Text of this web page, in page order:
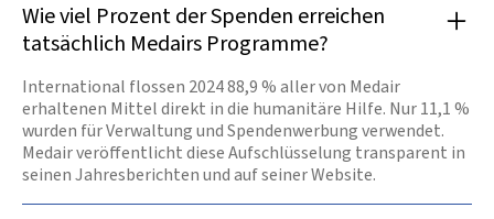
Wie viel Prozent der Spenden erreichen
tatsächlich Medairs Programme?
International flossen 2024 88,9 % aller von Medair
erhaltenen Mittel direkt in die humanitäre Hilfe. Nur 11,1 %
wurden für Verwaltung und Spendenwerbung verwendet.
Medair veröffentlicht diese Aufschlüsselung transparent in
seinen Jahresberichten und auf seiner Website.